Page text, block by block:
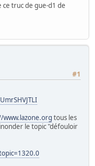
truc de gue-d1 de
#1
www.lazone.org tous les
le topic "défouloir